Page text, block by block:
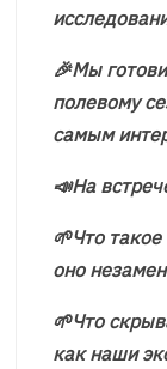
🎉Мы
полевому
самым
📣На
🌱Что
оно
🌱Что
как наши